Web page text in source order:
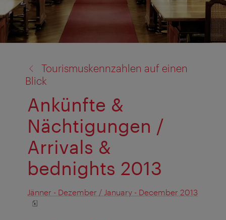
Tourismuskennzahlen auf einen
Blick
Ankünfte &
Nächtigungen /
Arrivals &
bednights 2013
Jänner - Dezember / January - December 2013